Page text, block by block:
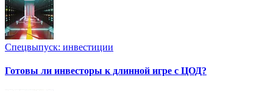
Спецвыпуск: инвестиции
Готовы ли инвесторы к длинной игре с ЦОД?